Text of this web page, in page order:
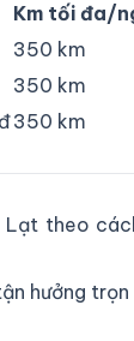
Km tối đa/
350 km
350 km
350 km
Lạt theo
hưởng trọn